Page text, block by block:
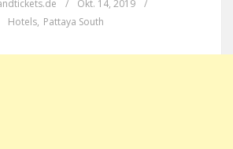
/ Okt. 14, 2019
/
Hotels, Pattaya South